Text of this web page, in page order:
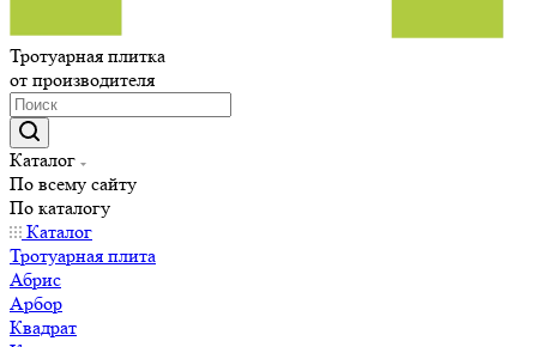
Тротуарная плитка
от производителя
Каталог
По всему сайту
По каталогу
Каталог
Тротуарная плита
Абрис
Арбор
Квадрат